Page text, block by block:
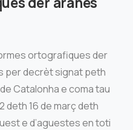
ortografiques der
per decrèt signat peth
Catalonha e coma tau
deth 16 de març deth
e d’aguestes en toti